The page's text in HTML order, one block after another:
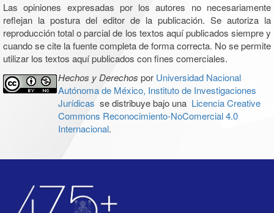
Las opiniones expresadas por los autores no necesariamente
reflejan la postura del editor de la publicación. Se autoriza la
reproducción total o parcial de los textos aquí publicados siempre y
cuando se cite la fuente completa de forma correcta. No se permite
utilizar los textos aquí publicados con fines comerciales.
Hechos y Derechos por Universidad Nacional
Autónoma de México, Instituto de Investigaciones
Jurídicas se distribuye bajo una Licencia Creative
Commons Reconocimiento-NoComercial 4.0
Internacional.